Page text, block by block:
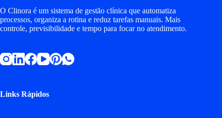
O Clinora é um sistema de gestão clínica que automatiza
processos, organiza a rotina e reduz tarefas manuais. Mais
controle, previsibilidade e tempo para focar no atendimento.
Links Rápidos